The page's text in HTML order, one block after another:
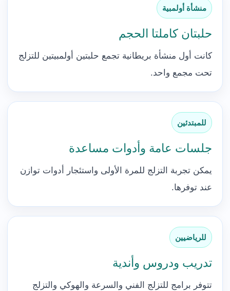
منشأة أولمبية
حلبتان كاملتا الحجم
كانت أول منشأة بريطانية تجمع حلبتين أولمبيتين للتزلج
تحت مجمع واحد.
للمبتدئين
جلسات عامة وأدوات مساعدة
يمكن تجربة التزلج للمرة الأولى واستئجار أدوات توازن
عند توفرها.
للرياضيين
تدريب ودروس وأندية
تتوفر برامج للتزلج الفني والسرعة والهوكي والتزلج